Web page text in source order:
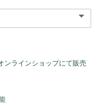
ンラインショップにて販売